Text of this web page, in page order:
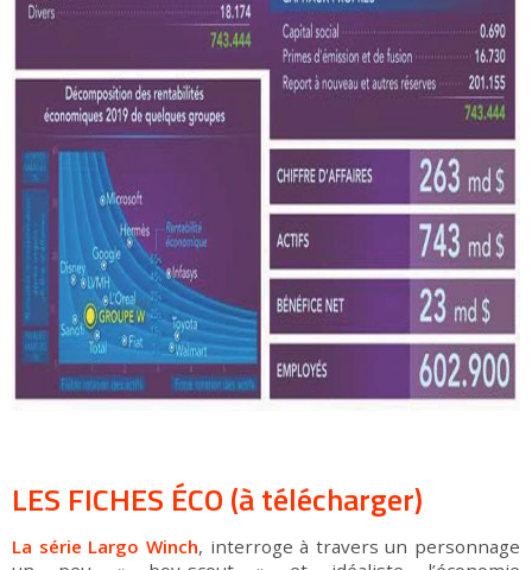
LES FICHES ÉCO (à télécharger)
La série Largo Winch, interroge à travers un personnage